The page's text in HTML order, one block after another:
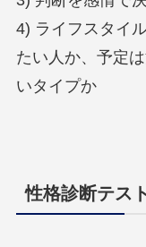
4) ライフスタイ
たい人か、予定
いタイプか
性格診断テス